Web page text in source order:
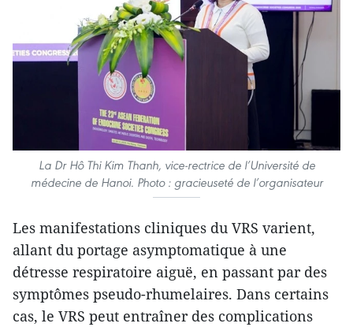
La Dr Hô Thi Kim Thanh, vice-rectrice de l’Université de
médecine de Hanoi. Photo : gracieuseté de l’organisateur
Les manifestations cliniques du VRS varient,
allant du portage asymptomatique à une
détresse respiratoire aiguë, en passant par des
symptômes pseudo-rhumelaires. Dans certains
cas, le VRS peut entraîner des complications